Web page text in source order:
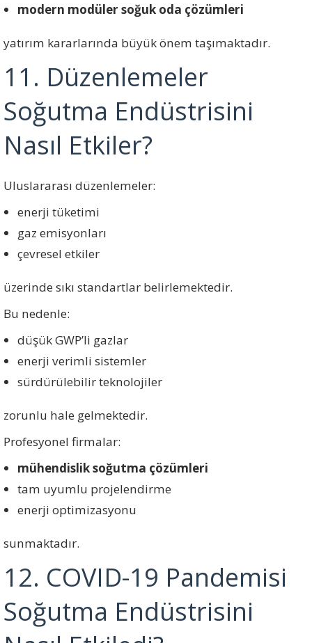
modern modüler soğuk oda çözümleri
yatırım kararlarında büyük önem taşımaktadır.
11. Düzenlemeler
Soğutma Endüstrisini
Nasıl Etkiler?
Uluslararası düzenlemeler:
enerji tüketimi
gaz emisyonları
çevresel etkiler
üzerinde sıkı standartlar belirlemektedir.
Bu nedenle:
düşük GWP’li gazlar
enerji verimli sistemler
sürdürülebilir teknolojiler
zorunlu hale gelmektedir.
Profesyonel firmalar:
mühendislik soğutma çözümleri
tam uyumlu projelendirme
enerji optimizasyonu
sunmaktadır.
12. COVID-19 Pandemisi
Soğutma Endüstrisini